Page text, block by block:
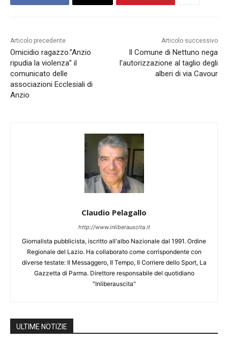
Articolo precedente
Omicidio ragazzo.”Anzio
ripudia la violenza” il
comunicato delle
associazioni Ecclesiali di
Anzio
Articolo successivo
Il Comune di Nettuno nega
l’autorizzazione al taglio degli
alberi di via Cavour
Claudio Pelagallo
http://www.inliberauscita.it
Giornalista pubblicista, iscritto all'albo Nazionale dal 1991. Ordine
Regionale del Lazio. Ha collaborato come corrispondente con
diverse testate: Il Messaggero, Il Tempo, Il Corriere dello Sport, La
Gazzetta di Parma. Direttore responsabile del quotidiano
"Inliberauscita"
ULTIME NOTIZIE